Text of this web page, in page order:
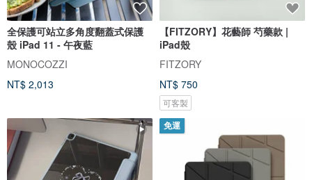
全保護可站立多角度翻蓋式保護
殼 iPad 11 - 午夜藍
MONOCOZZI
NT$ 2,013
【FITZORY】花藝師 芍藥款 |
iPad殼
FITZORY
NT$ 750
可客製
免運